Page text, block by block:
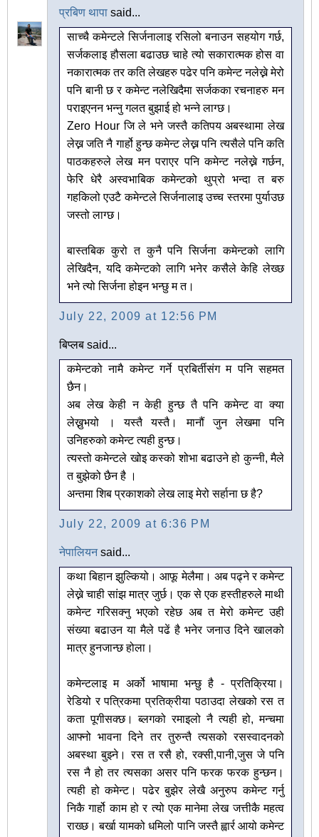
प्रबिण थापा said...
साच्चै कमेन्टले सिर्जनालाइ रसिलो बनाउन सहयोग गर्छ,
सर्जकलाइ हौसला बढाउछ चाहे त्यो सकारात्मक होस वा
नकारात्मक तर कति लेखहरु पढेर पनि कमेन्ट नलेख्ने मेरो
पनि बानी छ र कमेन्ट नलेखिदैमा सर्जकका रचनाहरु मन
पराइएनन भन्नु गलत बुझाई हो भन्ने लाग्छ।
Zero Hour जि ले भने जस्तै कतिपय अबस्थामा लेख
लेख्न जति नै गार्हो हुन्छ कमेन्ट लेख्न पनि त्यसैले पनि कति
पाठकहरुले लेख मन पराएर पनि कमेन्ट नलेख्ने गर्छन,
फेरि धेरै अस्वभाबिक कमेन्टको थुप्रो भन्दा त बरु
गहकिलो एउटै कमेन्टले सिर्जनालाइ उच्च स्तरमा पुर्याउछ
जस्तो लाग्छ।
बास्तबिक कुरो त कुनै पनि सिर्जना कमेन्टको लागि
लेखिदैन, यदि कमेन्टको लागि भनेर कसैले केहि लेख्छ
भने त्यो सिर्जना होइन भन्छु म त।
July 22, 2009 at 12:56 PM
बिप्लब said...
कमेन्टको नामै कमेन्ट गर्ने प्रबिर्तीसंग म पनि सहमत
छैन।
अब लेख केही न केही हुन्छ तै पनि कमेन्ट वा क्या
लेख्नुभयो । यस्तै यस्तै। मानौं जुन लेखमा पनि
उनिहरुको कमेन्ट त्यही हुन्छ।
त्यस्तो कमेन्टले खोइ कस्को शोभा बढाउने हो कुन्नी, मैले
त बुझेको छैन है ।
अन्तमा शिब प्रकाशको लेख लाइ मेरो सर्हाना छ है?
July 22, 2009 at 6:36 PM
नेपालियनsaid...
कथा बिहान झुल्कियो। आफू मेलैमा। अब पढ्ने र कमेन्ट
लेख्ने चाही सांझ मात्र जुर्छ। एक से एक हस्तीहरुले माथी
कमेन्ट गरिसक्नु भएको रहेछ अब त मेरो कमेन्ट उही
संख्या बढाउन या मैले पढें है भनेर जनाउ दिने खालको
मात्र हुनजान्छ होला।
कमेन्टलाइ म अर्को भाषामा भन्छु है - प्रतिक्रिया।
रेडियो र पत्रिकमा प्रतिक्रीया पठाउदा लेखको रस त
कता पूगीसक्छ। ब्लगको रमाइलो नै त्यही हो, मन्चमा
आफ्नो भावना दिने तर तुरुन्तै त्यसको रसस्वादनको
अबस्था बुझ्ने। रस त रसै हो, रक्सी,पानी,जुस जे पनि
रस नै हो तर त्यसका असर पनि फरक फरक हुन्छन।
त्यही हो कमेन्ट। पढेर बुझेर लेखै अनुरुप कमेन्ट गर्नु
निकै गार्हो काम हो र त्यो एक मानेमा लेख जत्तीकै महत्व
राख्छ। बर्खा यामको धमिलो पानि जस्तै ह्वार्र आयो कमेन्ट